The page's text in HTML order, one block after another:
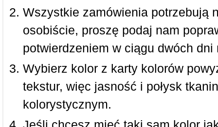
Wszystkie zamówienia potrzebują
osobiście, proszę podaj nam
potwierdzeniem w ciągu dwóch dni
Wybierz kolor z karty kolorów
tekstur, więc jasność i połysk
kolorystycznym.